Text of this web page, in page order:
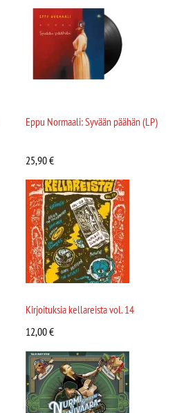
Eppu Normaali: Syvään päähän (LP)
25,90€
Kirjoituksia kellareista vol. 14
12,00€